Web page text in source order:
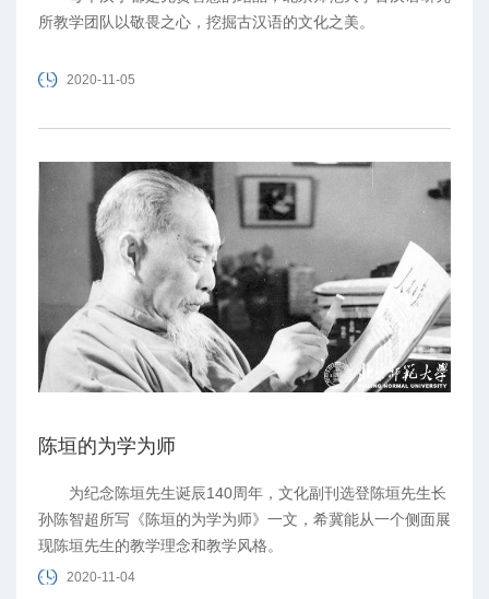
所教学团队以敬畏之心，挖掘古汉语的文化之美。
2020-11-05
陈垣的为学为师
为纪念陈垣先生诞辰140周年，文化副刊选登陈垣先生长
孙陈智超所写《陈垣的为学为师》一文，希冀能从一个侧面展
现陈垣先生的教学理念和教学风格。
2020-11-04